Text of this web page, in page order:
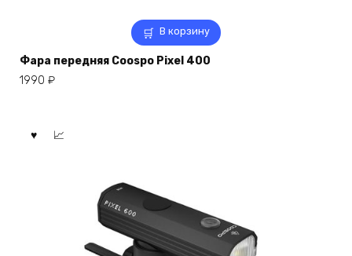
В корзину
Фара передняя Coospo Pixel 400
1990 ₽